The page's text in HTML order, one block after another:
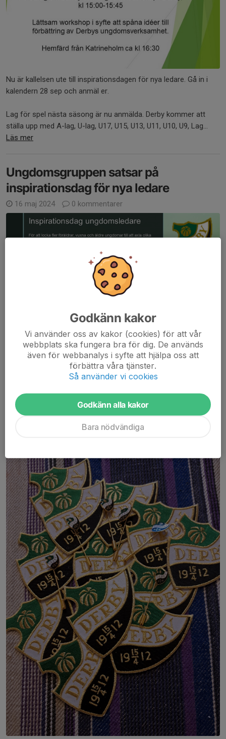
Nu är kallelsen ute till inspirationsdagen för nya ledare. Gå in i
kalendern 28 sep och anmäl er.
Lag för spel nästa säsong är nu anmälda. Derby kommer att
ställa upp med A-lag, U-lag, U17, U15, U13, U11, U10, U9, Lag...
Läs mer
Ungdomsgruppen satsar på
inspirationsdag för nya ledare
16 maj 2024 0 kommentarer
Våren travar på och så gör också planeringen inför nästa
säsong. Inventering av befintliga ledare visar ett stort behov av
fler nya ledare till ungdomslagen inför nästa säsong, samt att de
vi har, vill fortsätta....
Känn stolthet och visa upp vårt Derby!
Godkänn kakor
Vi använder oss av kakor (cookies) för att vår
webbplats ska fungera bra för dig. De används
även för webbanalys i syfte att hjälpa oss att
förbättra våra tjänster.
Så använder vi cookies
Godkänn alla kakor
Bara nödvändiga